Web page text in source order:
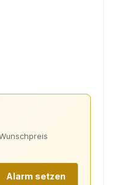
Alarm setzen